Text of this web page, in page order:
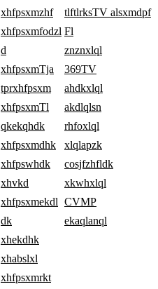
xhfpsxmzhf
xhfpsxmfodzl
d
xhfpsxmTja
tprxhfpsxm
xhfpsxmTl
qkekqhdk
xhfpsxmdhk
xhfpswhdk
xhvkd
xhfpsxmekdl
dk
xhekdhk
xhabslxl
xhfpsxmrkt
tlftlrksTV alsxmdpf
Fl
znznxlql
369TV
ahdkxlql
akdlqlsn
rhfoxlql
xlqlapzk
cosjfzhfldk
xkwhxlql
CVMP
ekaqlanql